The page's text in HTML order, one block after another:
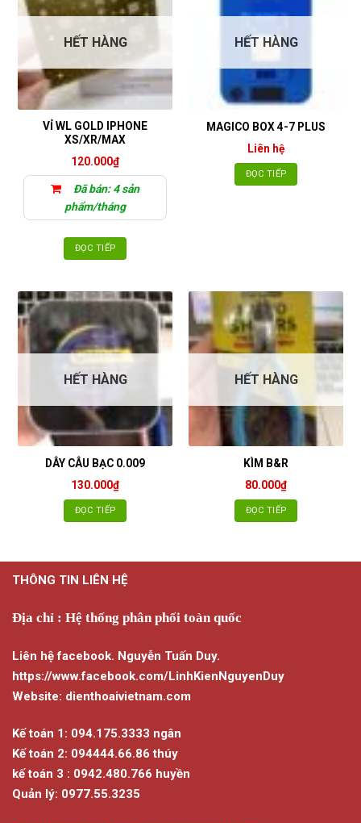
HẾT HÀNG
VỈ WL GOLD IPHONE
XS/XR/MAX
120.000₫
Đã bán: 4 sản
phẩm/tháng
ĐỌC TIẾP
HẾT HÀNG
MAGICO BOX 4-7 PLUS
Liên hệ
ĐỌC TIẾP
HẾT HÀNG
DÂY CÂU BẠC 0.009
130.000₫
ĐỌC TIẾP
HẾT HÀNG
KÌM B&R
80.000₫
ĐỌC TIẾP
THÔNG TIN LIÊN HỆ
Địa chỉ : Hệ thống phân phối toàn quốc
Liên hệ facebook. Nguyễn Tuấn Duy.
https://www.facebook.com/LinhKienNguyenDuy
Website: dienthoaivietnam.com
Kế toán 1: 094.175.3333 ngân
Kế toán 2: 094444.66.86 thúy
kế toán 3 : 0942.480.766 huyền
Quản lý: 0977.55.3235